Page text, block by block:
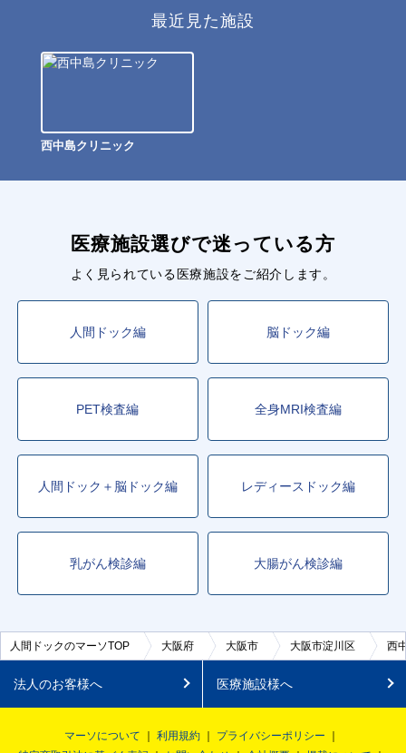
最近見た施設
西中島クリニック
医療施設選びで迷っている方
よく見られている医療施設をご紹介します。
人間ドック編 脳ドック編
PET検査編 全身MRI検査編
人間ドック＋脳ドック編 レディースドック編
乳がん検診編 大腸がん検診編
人間ドックのマーソTOP 大阪府 大阪市 大阪市淀川区 西
法人のお客様へ 医療施設様へ
マーソについて 利用規約
プライバシーポリシー